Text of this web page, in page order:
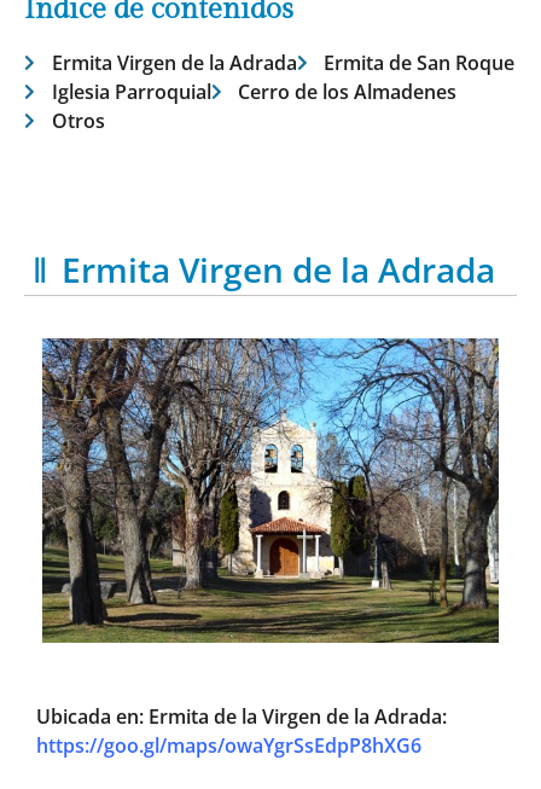
Índice de contenidos
Ermita Virgen de la Adrada
Ermita de San Roque
Iglesia Parroquial
Cerro de los Almadenes
Otros
Ermita Virgen de la Adrada
Ubicada en: Ermita de la Virgen de la Adrada:
https://goo.gl/maps/owaYgrSsEdpP8hXG6